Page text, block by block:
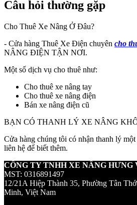
Câu hỏi thường gặp
Cho Thuê Xe Nâng Ở Đâu?
- Cửa hàng Thuê Xe Điện chuyên cho
NÂNG ĐIỆN TẬN NƠI.
Một số dịch vụ cho thuê như:
Cho thuê xe nâng tay
Cho thuê xe nâng điện
Bán xe nâng điện cũ
BẠN CÓ THANH LÝ XE NÂNG
Cửa hàng chúng tôi có nhận thanh lý
liên hệ để biết thêm.
CÔNG TY TNHH XE NÂNG HƯNG
MST: 0316891497
12/21A Hiệp Thành 35, Phường Tân
Minh, Việt Nam